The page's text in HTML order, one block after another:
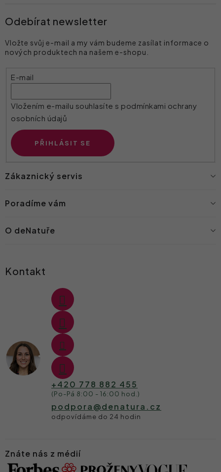
Odebírat newsletter
Vložte svůj e-mail a my vám budeme zasílat informace o
nových produktech na našem e-shopu.
E-mail
Vložením e-mailu souhlasíte s podmínkami ochrany
osobních údajů
PŘIHLÁSIT SE
Zákaznický servis
Poradíme vám
O deNatuře
Kontakt
podpora@denatura.cz
+420 778 882 455
Znáte nás z médií